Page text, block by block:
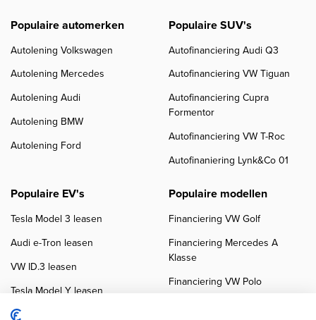
Populaire automerken
Autolening Volkswagen
Autolening Mercedes
Autolening Audi
Autolening BMW
Autolening Ford
Populaire SUV's
Autofinanciering Audi Q3
Autofinanciering VW Tiguan
Autofinanciering Cupra
Formentor
Autofinanciering VW T-Roc
Autofinaniering Lynk&Co 01
Populaire EV's
Tesla Model 3 leasen
Audi e-Tron leasen
VW ID.3 leasen
Tesla Model Y leasen
VW ID.4 leasen
Populaire modellen
Financiering VW Golf
Financiering Mercedes A
Klasse
Financiering VW Polo